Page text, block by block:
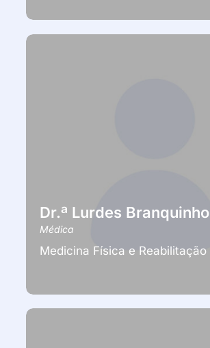
Dr.ª Lurdes Branquinho
Médica
Medicina Física e Reabilitação